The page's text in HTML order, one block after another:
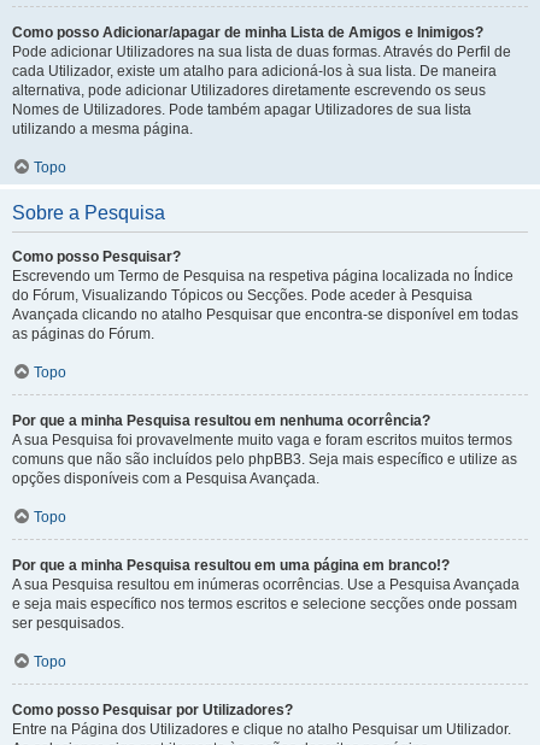
Como posso Adicionar/apagar de minha Lista de Amigos e Inimigos?
Pode adicionar Utilizadores na sua lista de duas formas. Através do Perfil de
cada Utilizador, existe um atalho para adicioná-los à sua lista. De maneira
alternativa, pode adicionar Utilizadores diretamente escrevendo os seus
Nomes de Utilizadores. Pode também apagar Utilizadores de sua lista
utilizando a mesma página.
Topo
Sobre a Pesquisa
Como posso Pesquisar?
Escrevendo um Termo de Pesquisa na respetiva página localizada no Índice
do Fórum, Visualizando Tópicos ou Secções. Pode aceder à Pesquisa
Avançada clicando no atalho Pesquisar que encontra-se disponível em todas
as páginas do Fórum.
Topo
Por que a minha Pesquisa resultou em nenhuma ocorrência?
A sua Pesquisa foi provavelmente muito vaga e foram escritos muitos termos
comuns que não são incluídos pelo phpBB3. Seja mais específico e utilize as
opções disponíveis com a Pesquisa Avançada.
Topo
Por que a minha Pesquisa resultou em uma página em branco!?
A sua Pesquisa resultou em inúmeras ocorrências. Use a Pesquisa Avançada
e seja mais específico nos termos escritos e selecione secções onde possam
ser pesquisados.
Topo
Como posso Pesquisar por Utilizadores?
Entre na Página dos Utilizadores e clique no atalho Pesquisar um Utilizador.